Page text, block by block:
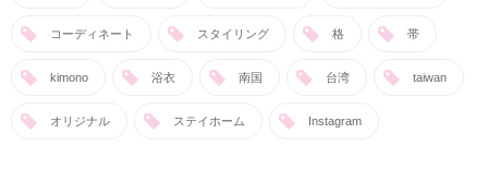
コーディネート スタイリング 格 帯
kimono 浴衣 南国 台湾 taiwan
オリジナル ステイホーム Instagram